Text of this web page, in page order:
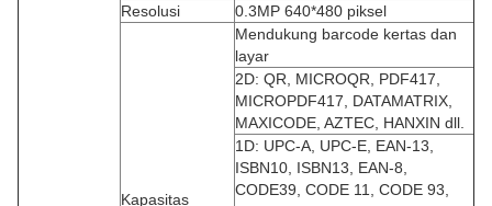
Resolusi
0.3MP 640*480 piksel
Kapasitas
Mendukung barcode kertas dan
layar
2D: QR, MICROQR, PDF417,
MICROPDF417, DATAMATRIX,
MAXICODE, AZTEC, HANXIN dll.
1D: UPC-A, UPC-E, EAN-13,
ISBN10, ISBN13, EAN-8,
CODE39, CODE 11, CODE 93,